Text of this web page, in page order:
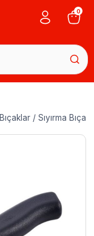
0
Bıçaklar / Sıyırma